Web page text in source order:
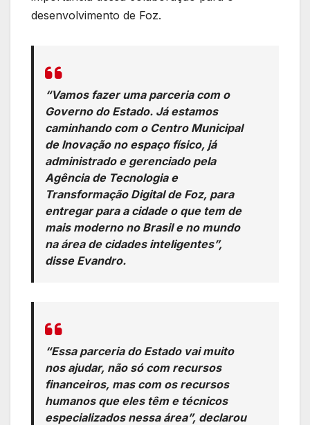
desenvolvimento de Foz.
“Vamos fazer uma parceria com o
Governo do Estado. Já estamos
caminhando com o Centro Municipal
de Inovação no espaço físico, já
administrado e gerenciado pela
Agência de Tecnologia e
Transformação Digital de Foz, para
entregar para a cidade o que tem de
mais moderno no Brasil e no mundo
na área de cidades inteligentes”,
disse Evandro.
“Essa parceria do Estado vai muito
nos ajudar, não só com recursos
financeiros, mas com os recursos
humanos que eles têm e técnicos
especializados nessa área”, declarou